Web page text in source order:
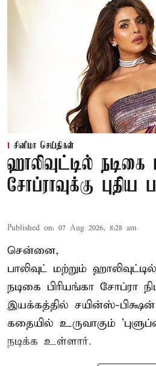
சினிமா செய்திகள்
ஹாலிவுட்டில் நடிகை
சோப்ராவுக்கு புதிய
Published on: 07 Aug 2026, 8:28 am
சென்னை,
பாலிவுட் மற்றும்
நடிகை பிரியங்கா சோப்ரா
இயக்கத்தில் சயின்ஸ்-
கதையில் உருவாகும்
நடிக்க உள்ளார்.